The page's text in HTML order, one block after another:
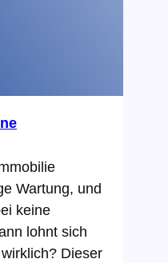
Wartung, und
keine
lohnt sich
Dieser